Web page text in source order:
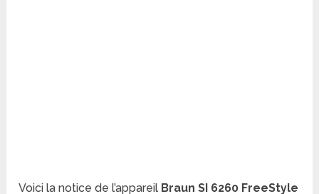
Voici la notice de l’appareil Braun SI 6260 FreeStyle